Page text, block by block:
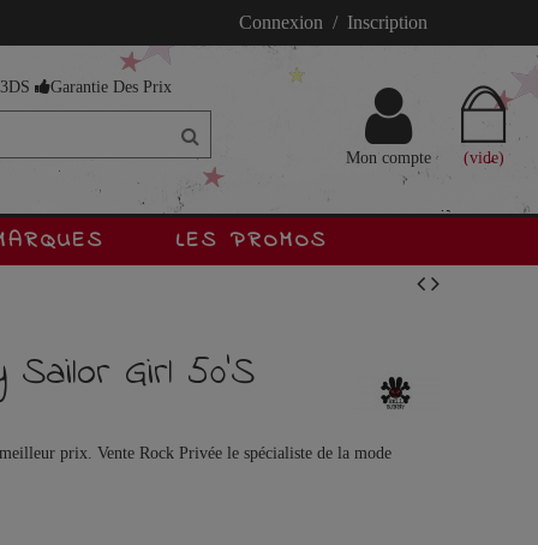
Connexion / Inscription
Garantie Des Prix
(vide)
Mon compte
LES PROMOS
Sailor Girl 50'S
prix. Vente Rock Privée le spécialiste de la mode